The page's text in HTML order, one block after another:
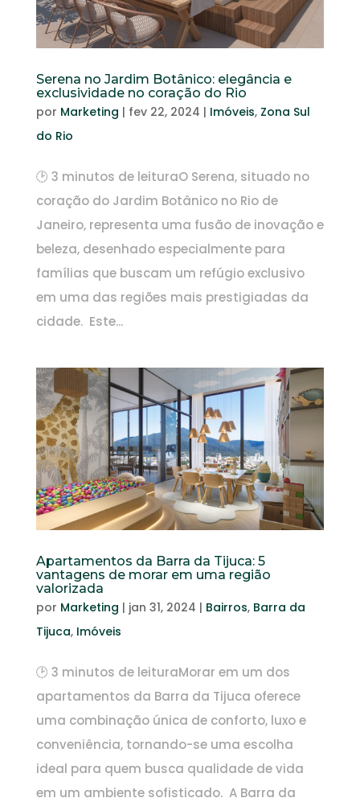
Serena no Jardim Botânico: elegância e
exclusividade no coração do Rio
por Marketing | fev 22, 2024 | Imóveis, Zona Sul
do Rio
🕑 3 minutos de leituraO Serena, situado no
coração do Jardim Botânico no Rio de
Janeiro, representa uma fusão de inovação e
beleza, desenhado especialmente para
famílias que buscam um refúgio exclusivo
em uma das regiões mais prestigiadas da
cidade. Este...
Apartamentos da Barra da Tijuca: 5
vantagens de morar em uma região
valorizada
por Marketing | jan 31, 2024 | Bairros, Barra da
Tijuca, Imóveis
🕑 3 minutos de leituraMorar em um dos
apartamentos da Barra da Tijuca oferece
uma combinação única de conforto, luxo e
conveniência, tornando-se uma escolha
ideal para quem busca qualidade de vida
em um ambiente sofisticado. A Barra da